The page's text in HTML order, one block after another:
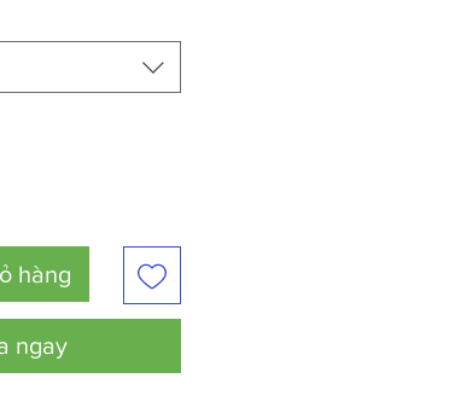
hàng
ngay